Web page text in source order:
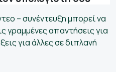
– συνέντευξη μπορεί να
γραμμένες απαντήσεις για
για άλλες σε διπλανή